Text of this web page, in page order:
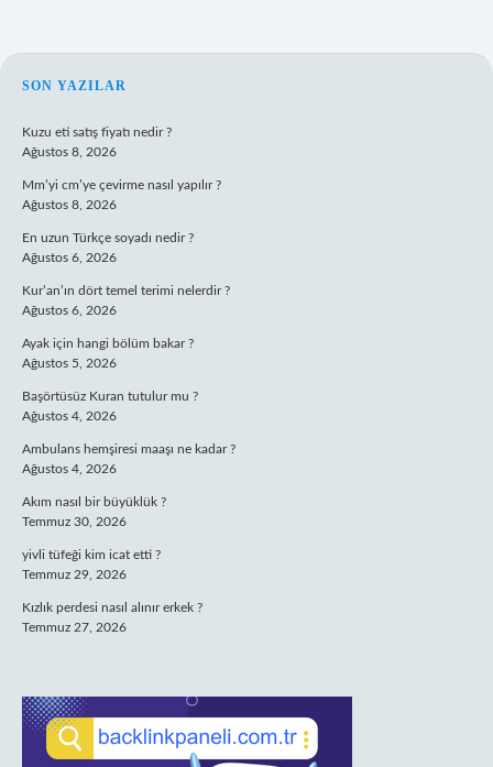
SIDEBAR
SON YAZILAR
Kuzu eti satış fiyatı nedir ?
Ağustos 8, 2026
Mm’yi cm’ye çevirme nasıl yapılır ?
Ağustos 8, 2026
En uzun Türkçe soyadı nedir ?
Ağustos 6, 2026
Kur’an’ın dört temel terimi nelerdir ?
Ağustos 6, 2026
Ayak için hangi bölüm bakar ?
Ağustos 5, 2026
Başörtüsüz Kuran tutulur mu ?
Ağustos 4, 2026
Ambulans hemşiresi maaşı ne kadar ?
Ağustos 4, 2026
Akım nasıl bir büyüklük ?
Temmuz 30, 2026
yivli tüfeği kim icat etti ?
Temmuz 29, 2026
Kızlık perdesi nasıl alınır erkek ?
Temmuz 27, 2026